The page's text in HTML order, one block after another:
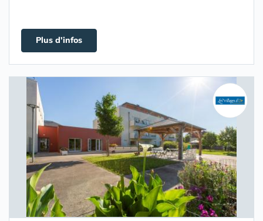
Plus d'infos